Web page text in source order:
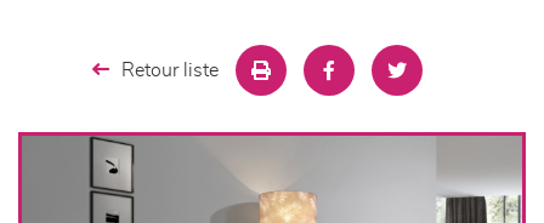
décoration
Retour liste